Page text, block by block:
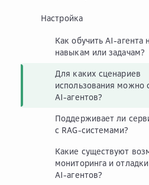
Настройка
Как обучить AI-агента
навыкам или задачам?
Для каких сценариев
использования можно
AI-агентов?
Поддерживает ли
с RAG-системами?
Какие существуют
мониторинга и
AI-агентов?